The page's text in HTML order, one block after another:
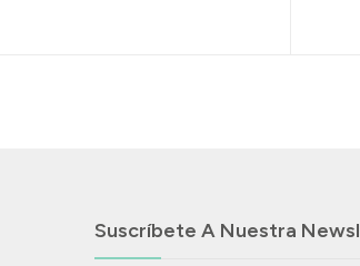
Suscríbete A Nuestra